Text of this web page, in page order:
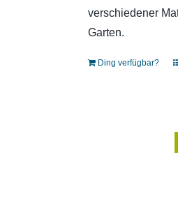
verschiedener
Garten.
Ding verfügbar?